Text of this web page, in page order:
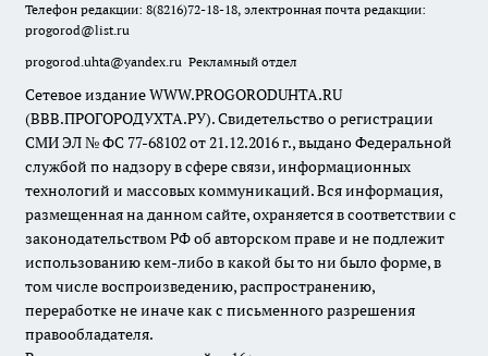
Телефон редакции: 8(8216)72-18-18, электронная почта редакции:
progorod@list.ru
progorod.uhta@yandex.ru Рекламный отдел
Сетевое издание WWW.PROGORODUHTA.RU
(ВВВ.ПРОГОРОДУХТА.РУ). Свидетельство о регистрации
СМИ ЭЛ № ФС 77-68102 от 21.12.2016 г., выдано Федеральной
службой по надзору в сфере связи, информационных
технологий и массовых коммуникаций. Вся информация,
размещенная на данном сайте, охраняется в соответствии с
законодательством РФ об авторском праве и не подлежит
использованию кем-либо в какой бы то ни было форме, в
том числе воспроизведению, распространению,
переработке не иначе как с письменного разрешения
правообладателя.